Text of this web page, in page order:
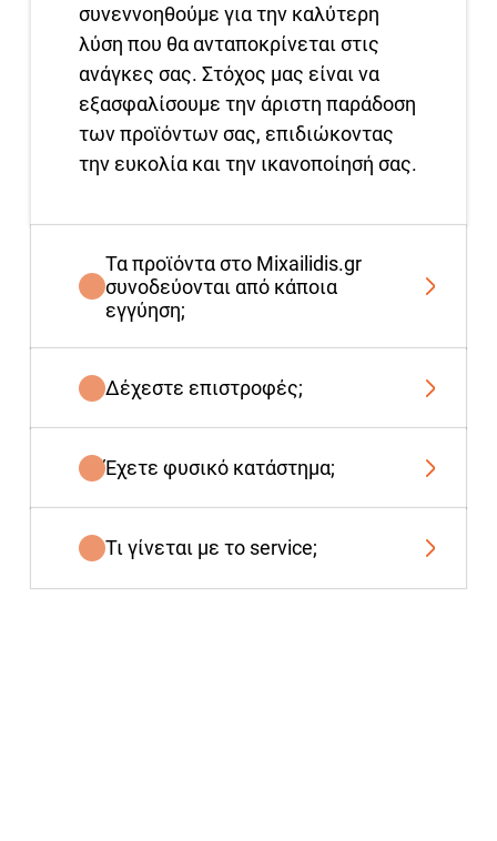
συνεννοηθούμε για την καλύτερη
λύση που θα ανταποκρίνεται στις
ανάγκες σας. Στόχος μας είναι να
εξασφαλίσουμε την άριστη παράδοση
των προϊόντων σας, επιδιώκοντας
την ευκολία και την ικανοποίησή σας.
Τα προϊόντα στο Mixailidis.gr
συνοδεύονται από κάποια
εγγύηση;
Δέχεστε επιστροφές;
Έχετε φυσικό κατάστημα;
Τι γίνεται με το service;